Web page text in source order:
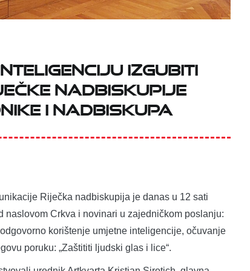
izgubiti
nadbiskupije
i nadbiskupa
Riječka nadbiskupija je danas u 12 sati
Crkva i novinari u zajedničkom poslanju:
korištenje umjetne inteligencije, očuvanje
poruku: „Zaštititi ljudski glas i lice“.